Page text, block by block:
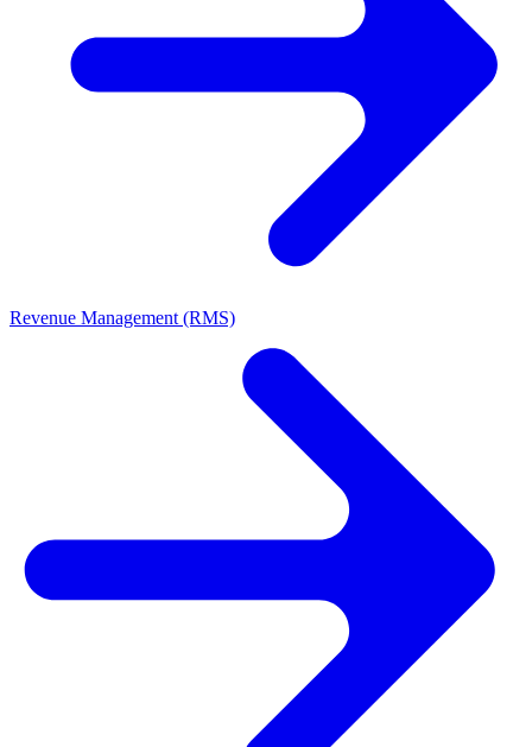
Revenue Management (RMS)